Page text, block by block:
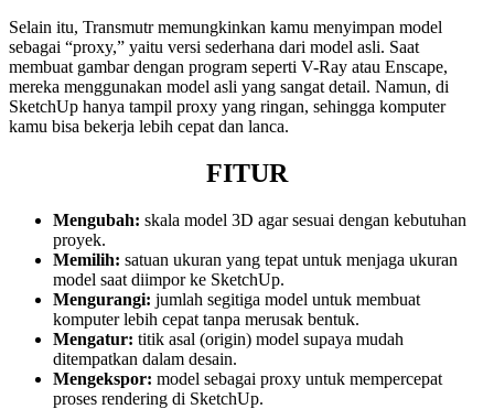
Selain itu, Transmutr memungkinkan kamu menyimpan model
sebagai “proxy,” yaitu versi sederhana dari model asli. Saat
membuat gambar dengan program seperti V-Ray atau Enscape,
mereka menggunakan model asli yang sangat detail. Namun, di
SketchUp hanya tampil proxy yang ringan, sehingga komputer
kamu bisa bekerja lebih cepat dan lanca.
FITUR
Mengubah: skala model 3D agar sesuai dengan kebutuhan
proyek.
Memilih: satuan ukuran yang tepat untuk menjaga ukuran
model saat diimpor ke SketchUp.
Mengurangi: jumlah segitiga model untuk membuat
komputer lebih cepat tanpa merusak bentuk.
Mengatur: titik asal (origin) model supaya mudah
ditempatkan dalam desain.
Mengekspor: model sebagai proxy untuk mempercepat
proses rendering di SketchUp.